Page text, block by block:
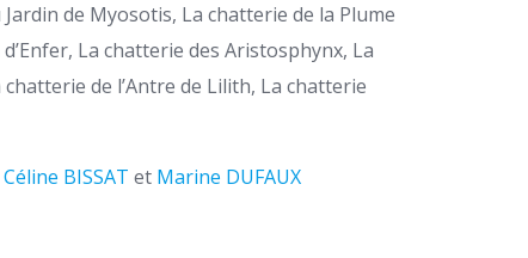
de Myosotis, La chatterie de la Plume
La chatterie des Aristosphynx, La
de l’Antre de Lilith, La chatterie
Céline BISSAT et Marine DUFAUX